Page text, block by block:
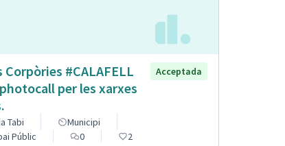
Corpòries #CALAFELL
per les xarxes
Acceptada
Tabi
Municipi
Públic
0 2